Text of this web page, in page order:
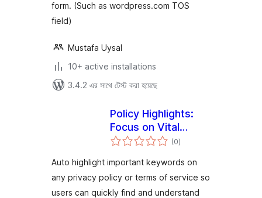
form. (Such as wordpress.com TOS
field)
Mustafa Uysal
10+ active installations
3.4.2 এর সাথে টেস্ট করা হয়েছে
Policy Highlights:
Focus on Vital
Keywords
(0total
ratings
)
Auto highlight important keywords on
any privacy policy or terms of service so
users can quickly find and understand